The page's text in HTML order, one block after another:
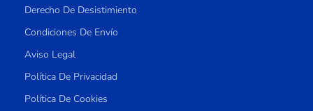
Derecho De Desistimiento
Condiciones De Envío
Aviso Legal
Política De Privacidad
Política De Cookies